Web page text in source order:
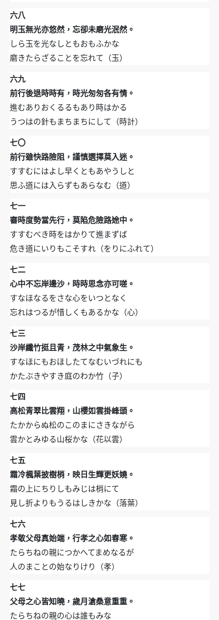
六八
明玉無光亦悠然，忘卻未磨光泯然。
しら玉を光なしともおもふかな
磨きたらざることを忘れて（玉）
六九
前行後退時時有，時光匆匆各有情。
進むありおくるるもあり時はかる
うつはの針もまちまちにして（時計）
七〇
前行雖快路險阻，謹慎選擇莫入迷。
すすむにはよし早くともあやうしと
思ふ道には入らずもあらなむ（道）
七一
審時度勢當先行，莫陷危險路途中。
すすむべき時をはかりて進まずば
危き道にいりもこそすれ（をりにふれて）
七二
心中不忘岸邊沙，時時思念亦可嗟。
すなほなるをさな心をいつとなく
忘れはつるが惜しくもあるかな（心）
七三
沙岸纖竹挺且青，茂林之中氣象生。
すなほにもおほしたてなむいづれにも
かたぶきやすき庭のわか竹（子）
七四
高松青翠比雲翔，山櫻如雲掛峰頭。
たかからぬ松のこのまにさきながら
雲かとみゆる山桜かな（花以雲）
七五
霜冷楓葉披樹梢，映日生輝更妖嬈。
霜の上にちりしもみじは梢にて
見し折よりもうるはしきかな（落葉）
七六
孝敬父母真始端，行孝之心如春寒。
たらちねの親につかへてまめなるが
人のまことの始なりけり（孝）
七七
父母之心皆知曉，歲月滄桑意重重。
たらちねの親の心は誰もみな